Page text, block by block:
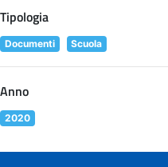
Tipologia
Documenti Scuola
Anno
2020